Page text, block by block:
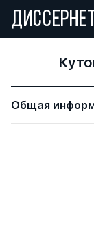
ДИССЕРНЕТ
Общая